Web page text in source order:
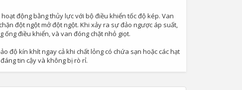
động bằng thủy lực với bộ điều khiển tốc độ kép. Van
đột ngột mở đột ngột. Khi xảy ra sự đảo ngược áp suất,
điều khiển, và van đóng chặt nhỏ giọt.
độ kín khít ngay cả khi chất lỏng có chứa sạn hoặc các hạt
tin cậy và không bị rò rỉ.